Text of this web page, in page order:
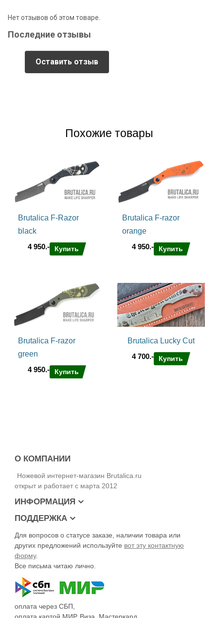
Нет отзывов об этом товаре.
Последние отзывы
Оставить отзыв
Похожие товары
Brutalica F-Razor
black
4 950.-
Купить
Brutalica F-razor
orange
4 950.-
Купить
Brutalica F-razor
green
4 950.-
Купить
Brutalica Lucky Cut
4 700.-
Купить
О КОМПАНИИ
Ножевой интернет-магазин Brutalica.ru
открыт и работает с марта 2012
ИНФОРМАЦИЯ
ПОДДЕРЖКА
Для вопросов о статусе заказе, наличии товара или
других предложений используйте вот эту контактную
форму.
Все письма читаю лично.
оплата через СБП,
оплата картой МИР, Виза, Мастеркард,